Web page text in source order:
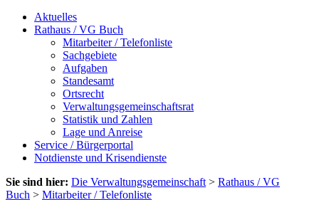
Aktuelles
Rathaus / VG Buch
Mitarbeiter / Telefonliste
Sachgebiete
Aufgaben
Standesamt
Ortsrecht
Verwaltungsgemeinschaftsrat
Statistik und Zahlen
Lage und Anreise
Service / Bürgerportal
Notdienste und Krisendienste
Sie sind hier: Die Verwaltungsgemeinschaft > Rathaus / VG
Buch > Mitarbeiter / Telefonliste